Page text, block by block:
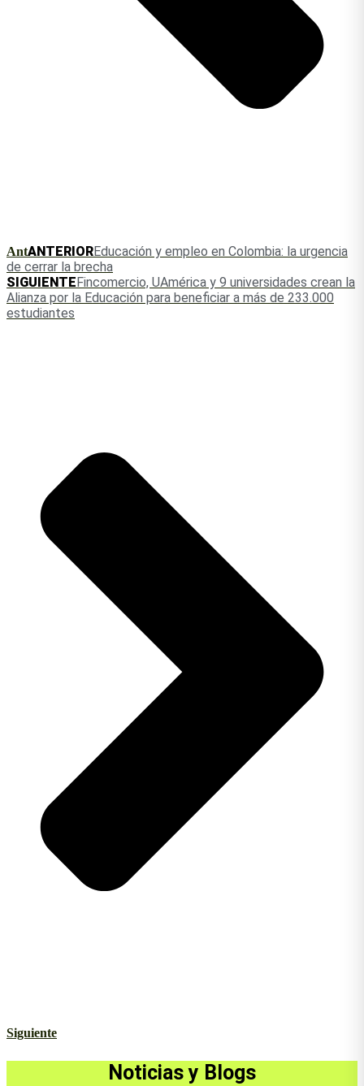
AntANTERIOREducación y empleo en Colombia: la urgencia
de cerrar la brecha
SIGUIENTEFincomercio, UAmérica y 9 universidades crean la
Alianza por la Educación para beneficiar a más de 233.000
estudiantes
Siguiente
Noticias y Blogs